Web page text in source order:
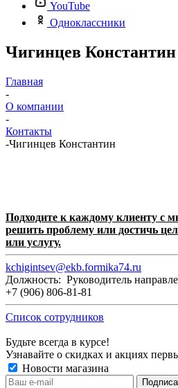
YouTube
Одноклассники
Чигинцев Константин
Главная
-
О компании
-
Контакты
-Чигинцев Константин
Подходите к каждому клиенту с
решить проблему или достичь
или услугу.
kchigintsev@ekb.formika74.ru
Должность: Руководитель
+7 (906) 806-81-81
Список сотрудников
Будьте всегда в курсе!
Узнавайте о скидках и акциях
Новости магазина